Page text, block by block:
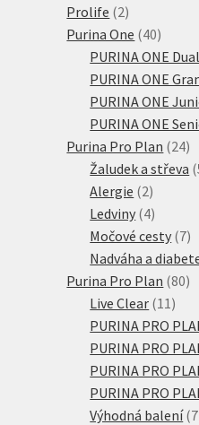
Prolife 22
produkty
Purina One 4040
PURINA ONE
PURINA ONE
PURINA ONE
PURINA ONE
Purina Pro Plan 2424
Žaludek a střeva
Alergie 22
produkty
Ledviny 44
produkty
Močové cesty 77
Nadváha a
Purina Pro Plan 8080
Live Clear 11 11
PURINA PRO
PURINA PRO
PURINA PRO
PURINA PRO
Výhodná balení 7